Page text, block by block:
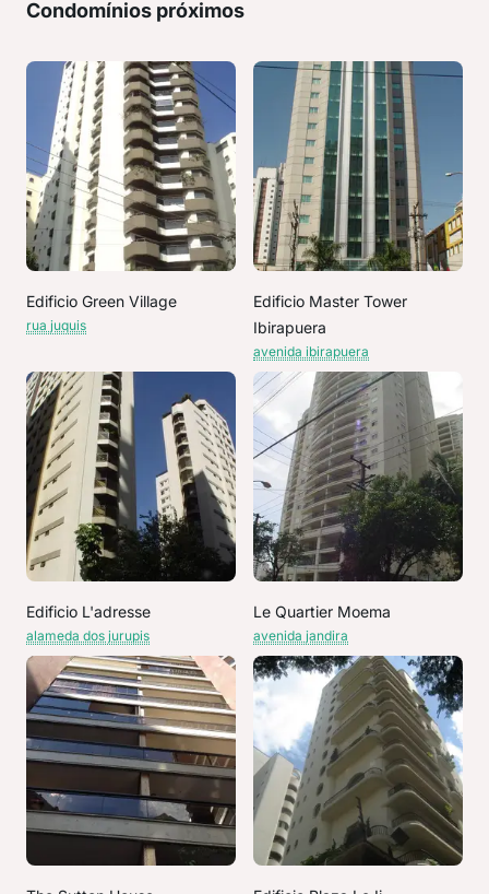
Condomínios próximos
Edificio Green Village
rua juquis
Edificio Master Tower
Ibirapuera
avenida ibirapuera
Edificio L'adresse
alameda dos jurupis
Le Quartier Moema
avenida jandira